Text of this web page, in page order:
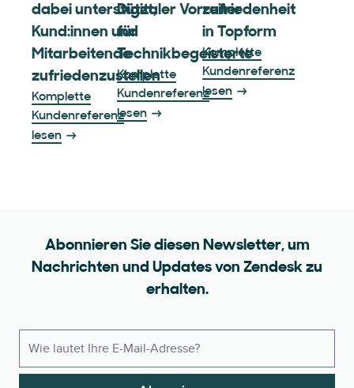
dabei unterstützt,
Kund:innen und
Mitarbeitende
zufriedenzustellen
Komplette
Kundenreferenz
lesen
Digitaler Vorreiter
für
Technikbegeisterte
Komplette
Kundenreferenz
lesen
zufriedenheit
in Topform
Komplette
Kundenreferenz
lesen
Abonnieren Sie diesen Newsletter, um
Nachrichten und Updates von Zendesk zu
erhalten.